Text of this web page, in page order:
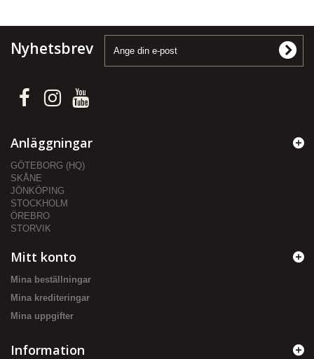
Nyhetsbrev
Anläggningar
GÖTEBORG (HQ)
SKÅNE
JÖNKÖPING
STOCKHOLM
ÖREBRO
STORVIK
Mitt konto
Mina beställningar
Mina krediteringar
Mina uppgifter
Information